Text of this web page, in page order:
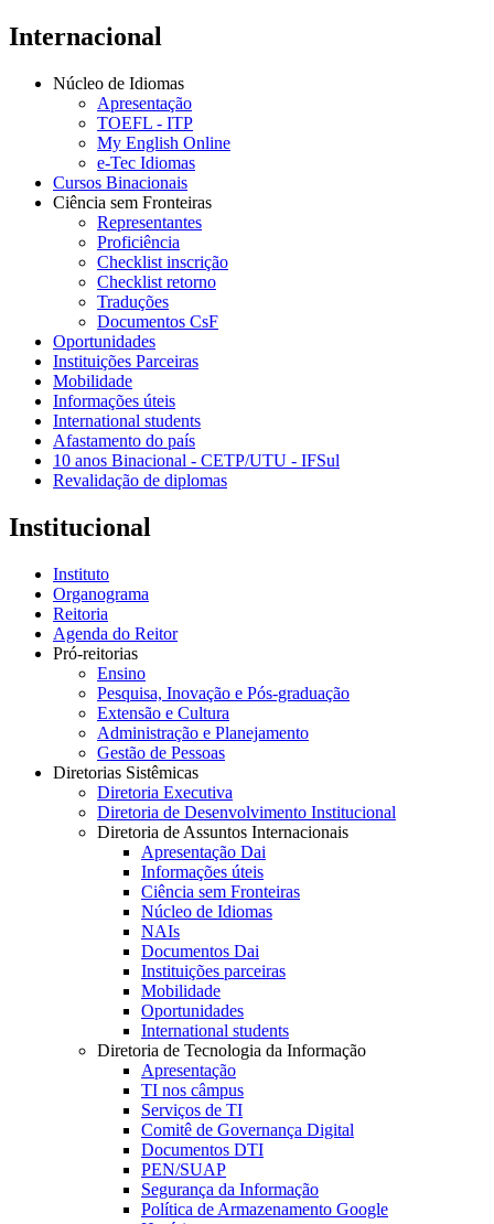
Internacional
Núcleo de Idiomas
Apresentação
TOEFL - ITP
My English Online
e-Tec Idiomas
Cursos Binacionais
Ciência sem Fronteiras
Representantes
Proficiência
Checklist inscrição
Checklist retorno
Traduções
Documentos CsF
Oportunidades
Instituições Parceiras
Mobilidade
Informações úteis
International students
Afastamento do país
10 anos Binacional - CETP/UTU - IFSul
Revalidação de diplomas
Institucional
Instituto
Organograma
Reitoria
Agenda do Reitor
Pró-reitorias
Ensino
Pesquisa, Inovação e Pós-graduação
Extensão e Cultura
Administração e Planejamento
Gestão de Pessoas
Diretorias Sistêmicas
Diretoria Executiva
Diretoria de Desenvolvimento Institucional
Diretoria de Assuntos Internacionais
Apresentação Dai
Informações úteis
Ciência sem Fronteiras
Núcleo de Idiomas
NAIs
Documentos Dai
Instituições parceiras
Mobilidade
Oportunidades
International students
Diretoria de Tecnologia da Informação
Apresentação
TI nos câmpus
Serviços de TI
Comitê de Governança Digital
Documentos DTI
PEN/SUAP
Segurança da Informação
Política de Armazenamento Google